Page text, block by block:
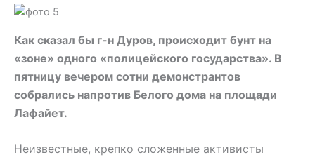
Как сказал бы г-н Дуров, происходит бунт на
«зоне» одного «полицейского государства». В
пятницу вечером сотни демонстрантов
собрались напротив Белого дома на площади
Лафайет.
Неизвестные, крепко сложенные активисты